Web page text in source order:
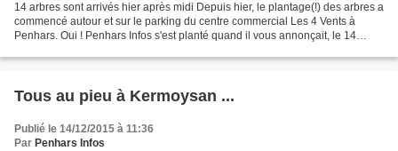
14 arbres sont arrivés hier après midi Depuis hier, le plantage(!) des arbres a
commencé autour et sur le parking du centre commercial Les 4 Vents à
Penhars. Oui ! Penhars Infos s'est planté quand il vous annonçait, le 14
Tous au pieu à Kermoysan ...
Publié le 14/12/2015 à 11:36
Par Penhars Infos